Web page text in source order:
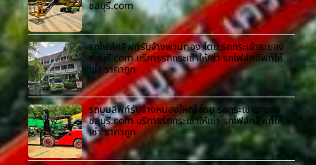
ชลบุรี.com
รถโฟล์คลิฟท์รับจ้างพานทอง โดย รถกระเช้าระยอง
ชลบุรี.com บริการรถกระเช้าให้เช่า รถโฟล์คลิฟท์ให้
เช่า ราคาถูก
รถบูมลิฟท์รับจ้างหนองใหญ่ โดย รถกระเช้าระยอง
ชลบุรี.com บริการรถกระเช้าให้เช่า รถโฟล์คลิฟท์ให้
เช่า ราคาถูก